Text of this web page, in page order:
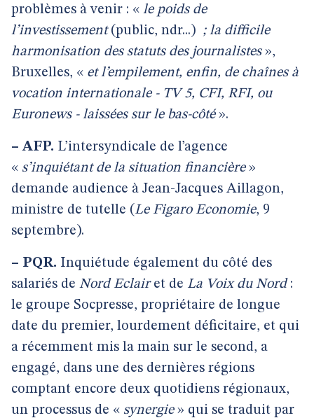
problèmes à venir : « le poids de
l’investissement(public, ndr...) ; la difficile
harmonisation des statuts des journalistes»,
Bruxelles, « et l’empilement, enfin, de chaînes à
vocation internationale - TV 5, CFI, RFI, ou
Euronews - laissées sur le bas-côté».
– AFP. L’intersyndicale de l’agence
« s’inquiétant de la situation financière»
demande audience à Jean-Jacques Aillagon,
ministre de tutelle (Le Figaro Economie, 9
septembre).
– PQR. Inquiétude également du côté des
salariés de Nord Eclairet de La Voix du Nord:
le groupe Socpresse, propriétaire de longue
date du premier, lourdement déficitaire, et qui
a récemment mis la main sur le second, a
engagé, dans une des dernières régions
comptant encore deux quotidiens régionaux,
un processus de « synergie» qui se traduit par